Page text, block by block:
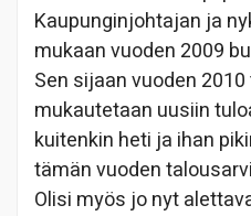
Kaupunginjohtajan ja
mukaan vuoden 2009
Sen sijaan vuoden
mukautetaan uusiin
kuitenkin heti ja ihan
tämän vuoden
Olisi myös jo nyt